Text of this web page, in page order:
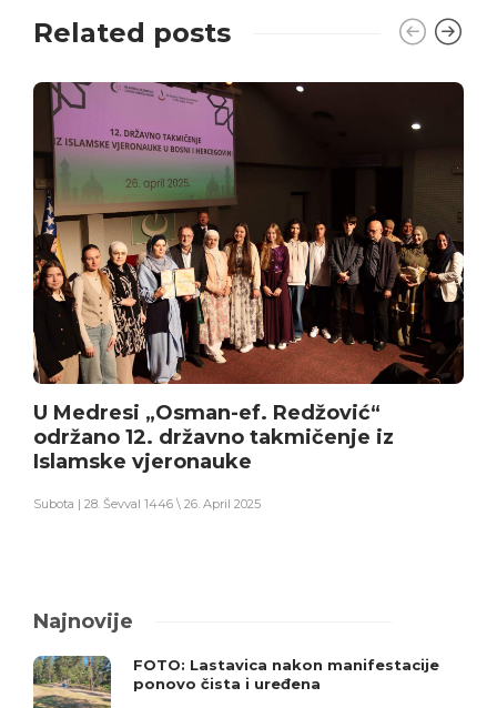
Related posts
U Medresi „Osman-ef. Redžović“
održano 12. državno takmičenje iz
Islamske vjeronauke
Subota | 28. Ševval 1446 \ 26. April 2025
Najnovije
FOTO: Lastavica nakon manifestacije
ponovo čista i uređena